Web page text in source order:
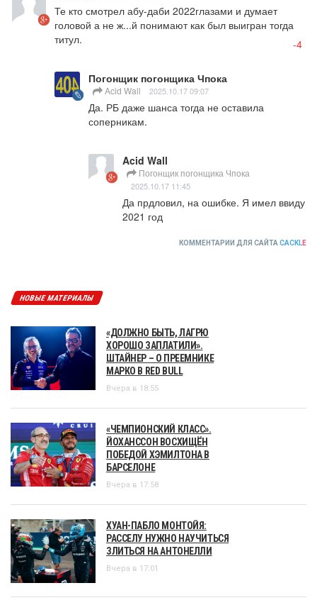
Те кто смотрел абу-даби 2022глазами и думает
головой а не ж...й понимают как был выигран тогда
титул.
-4
Погонщик погонщика Чпока
Acid Wall 2025.10.17 09:07
Да. РБ даже шанса тогда не оставила
соперникам.
Acid Wall
Погонщик погонщика Чпока
2025.10.17 11:45
Да прдловил, на ошибке. Я имел ввиду
2021 год
КОММЕНТАРИИ ДЛЯ САЙТА CACKLE
НОВЫЕ МАТЕРИАЛЫ
«ДОЛЖНО БЫТЬ, ЛАГРЮ
ХОРОШО ЗАПЛАТИЛИ».
ШТАЙНЕР – О ПРЕЕМНИКЕ
МАРКО В RED BULL
Вчера в 18:55
«ЧЕМПИОНСКИЙ КЛАСС».
ЙОХАНССОН ВОСХИЩЁН
ПОБЕДОЙ ХЭМИЛТОНА В
БАРСЕЛОНЕ
Вчера в 17:58
ХУАН-ПАБЛО МОНТОЙЯ:
РАССЕЛУ НУЖНО НАУЧИТЬСЯ
ЗЛИТЬСЯ НА АНТОНЕЛЛИ
Вчера в 17:01